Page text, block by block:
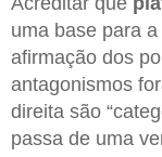
uma base para
afirmação dos
antagonismos
direita são
passa de uma